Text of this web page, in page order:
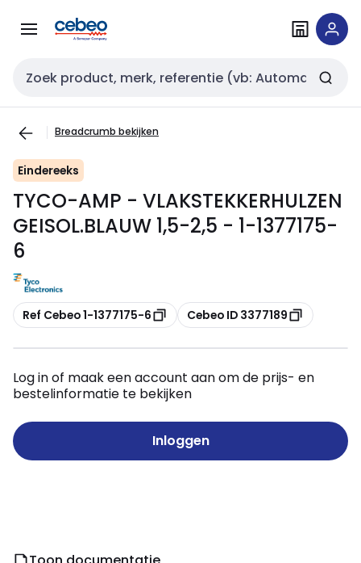
naar
naar
Zoekveld invoer
Breadcrumb bekijken
Eindereeks
TYCO-AMP - VLAKSTEKKERHULZEN
GEISOL.BLAUW 1,5-2,5 - 1-1377175-
6
Kopiëren
Ref Cebeo 1-1377175-6 Kopiëren
Cebeo ID 3377189
Log in of maak een account aan om de prijs- en
bestelinformatie te bekijken
Inloggen